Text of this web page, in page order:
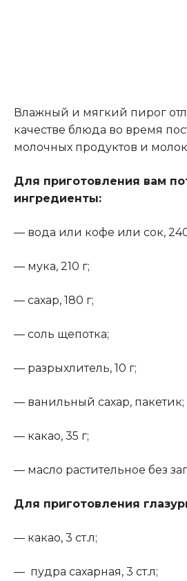
Влажный и мягкий пирог
качестве блюда во время
молочных продуктов и
Для приготовления вам
ингредиенты:
— вода или кофе или сок,
— мука, 210 г;
— сахар, 180 г;
— соль щепотка;
— разрыхлитель, 10 г;
— ванильный сахар, пакетик;
— какао, 35 г;
— масло растительное без
Для приготовления
— какао, 3 ст.л;
— пудра сахарная, 3 ст.л;